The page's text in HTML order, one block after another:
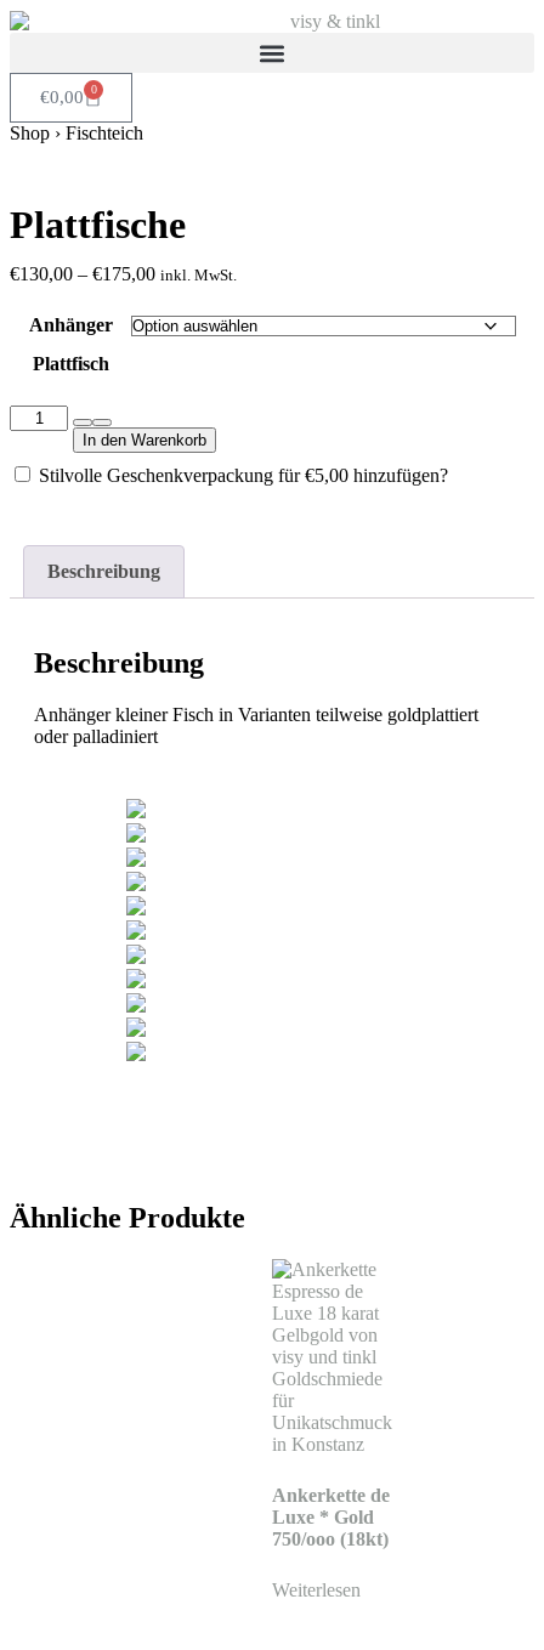
€0,00 0
Shop › Fischteich
Plattfische
€130,00 – €175,00 inkl. MwSt.
Anhänger
Plattfisch
In den Warenkorb
Stilvolle Geschenkverpackung für€5,00 hinzufügen?
Beschreibung
Beschreibung
Anhänger kleiner Fisch in Varianten teilweise goldplattiert
oder palladiniert
Ähnliche Produkte
Ankerkette de
Luxe * Gold
750/ooo (18kt)
Weiterlesen